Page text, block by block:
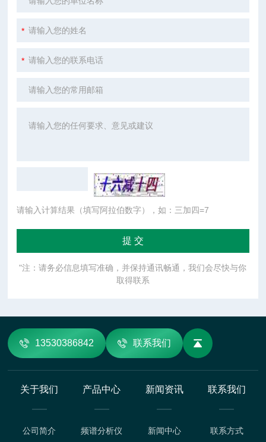
请输入计算结果（填写阿拉伯数字），如：三加四=7
"注：请务必信息填写准确，并保持通讯畅通，我们会尽快与你
取得联系
13530386842 联系我们
关于我们
公司简介
产品中心
频谱分析仪
新闻资讯
新闻中心
联系我们
联系方式